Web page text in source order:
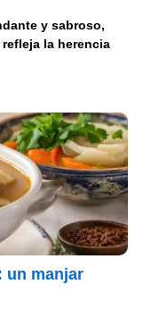
y sabroso,
la herencia
un manjar